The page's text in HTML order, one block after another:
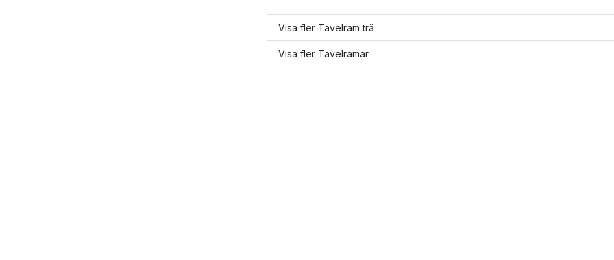
Visa fler Tavelram trä
Visa fler Tavelramar